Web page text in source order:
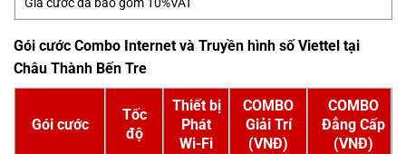
Giá cước đã bao gồm 10%VAT
Gói cước Combo Internet và Truyền hình số Viettel tại
Châu Thành Bến Tre
Gói cước
Tốc
độ
Thiết bị
Phát
Wi-Fi
COMBO
Giải Trí
(VNĐ)
COMBO
Đẳng Cấp
(VNĐ)